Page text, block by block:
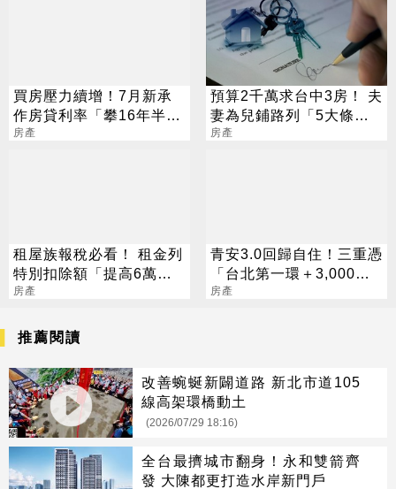
買房壓力續增！7月新承
作房貸利率「攀16年半新
高」
房產
預算2千萬求台中3房！ 夫
妻為兒鋪路列「5大條
件」 網秒推這區
房產
租屋族報稅必看！ 租金列
特別扣除額「提高6萬」5
情況也適用
房產
青安3.0回歸自住！三重憑
「台北第一環＋3,000官
員進駐」撐爆剛需
房產
推薦閱讀
改善蜿蜒新闢道路 新北市道105
線高架環橋動土
(2026/07/29 18:16)
全台最擠城市翻身！永和雙箭齊
發 大陳都更打造水岸新門戶